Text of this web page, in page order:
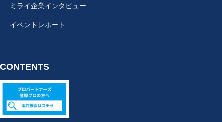
ミライ企業インタビュー
イベントレポート
CONTENTS